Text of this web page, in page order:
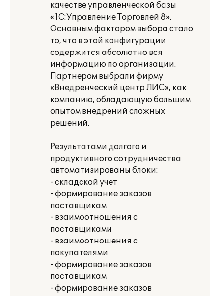
качестве управленческой базы
«1С:Управление Торговлей 8».
Основным фактором выбора стало
то, что в этой конфигурации
содержится абсолютно вся
информацию по организации.
Партнером выбрали фирму
«Внедренческий центр ЛИС», как
компанию, обладающую большим
опытом внедрений сложных
решений.
Результатами долгого и
продуктивного сотрудничества
автоматизированы блоки:
- складской учет
- формирование заказов
поставщикам
- взаимоотношения с
поставщиками
- взаимоотношения с
покупателями
- формирование заказов
поставщикам
- формирование заказов